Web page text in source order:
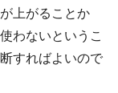
上がることか
わないというこ
すればよいので